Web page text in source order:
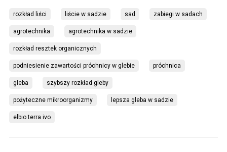
rozkład liści liście w sadzie sad zabiegi w sadach
agrotechnika agrotechnika w sadzie
rozkład resztek organicznych
podniesienie zawartości próchnicy w glebie próchnica
gleba szybszy rozkład gleby
pożyteczne mikroorganizmy lepsza gleba w sadzie
elbio terra ivo